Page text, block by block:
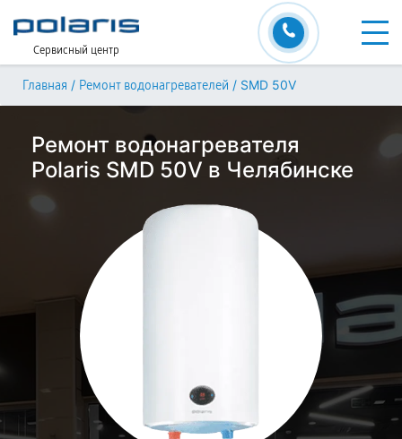
Сервисный центр
Главная / Ремонт водонагревателей / SMD 50V
Ремонт водонагревателя
Polaris SMD 50V в Челябинске